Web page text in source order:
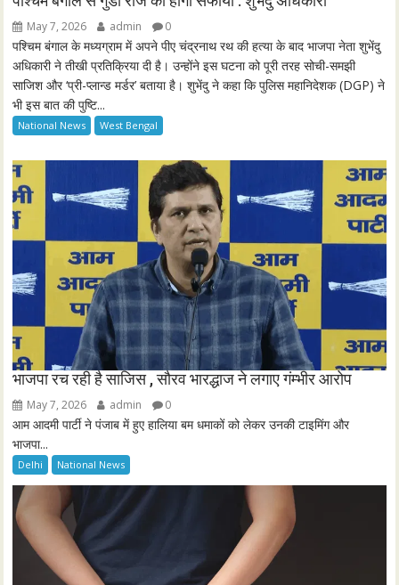
s
l
s
e
n
May 7, 2026 admin 0
पश्चिम बंगाल के मध्यग्राम में अपने पीए चंद्रनाथ रथ की हत्या के बाद भाजपा नेता शुभेंदु
अधिकारी ने तीखी प्रतिक्रिया दी है। उन्होंने इस घटना को पूरी तरह सोची-समझी
साजिश और ‘प्री-प्लान्ड मर्डर’ बताया है। शुभेंदु ने कहा कि पुलिस महानिदेशक (DGP) ने
भी इस बात की पुष्टि...
National News West Bengal
भाजपा रच रही है साजिस , सौरव भारद्धाज ने लगाए गंम्भीर आरोप
May 7, 2026 admin 0
आम आदमी पार्टी ने पंजाब में हुए हालिया बम धमाकों को लेकर उनकी टाइमिंग और
भाजपा...
Delhi National News